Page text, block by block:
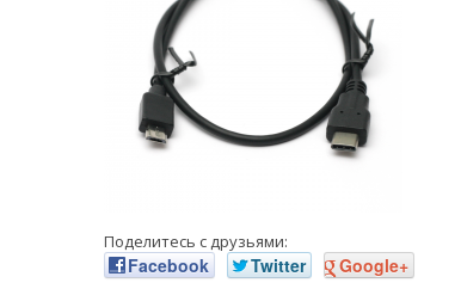
Поделитесь с друзьями:
Facebook Twitter Google+